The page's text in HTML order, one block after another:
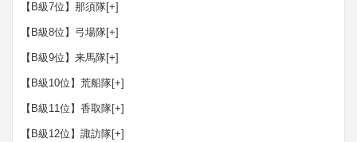
【B級7位】那須隊[+]
【B級8位】弓場隊[+]
【B級9位】来馬隊[+]
【B級10位】荒船隊[+]
【B級11位】香取隊[+]
【B級12位】諏訪隊[+]